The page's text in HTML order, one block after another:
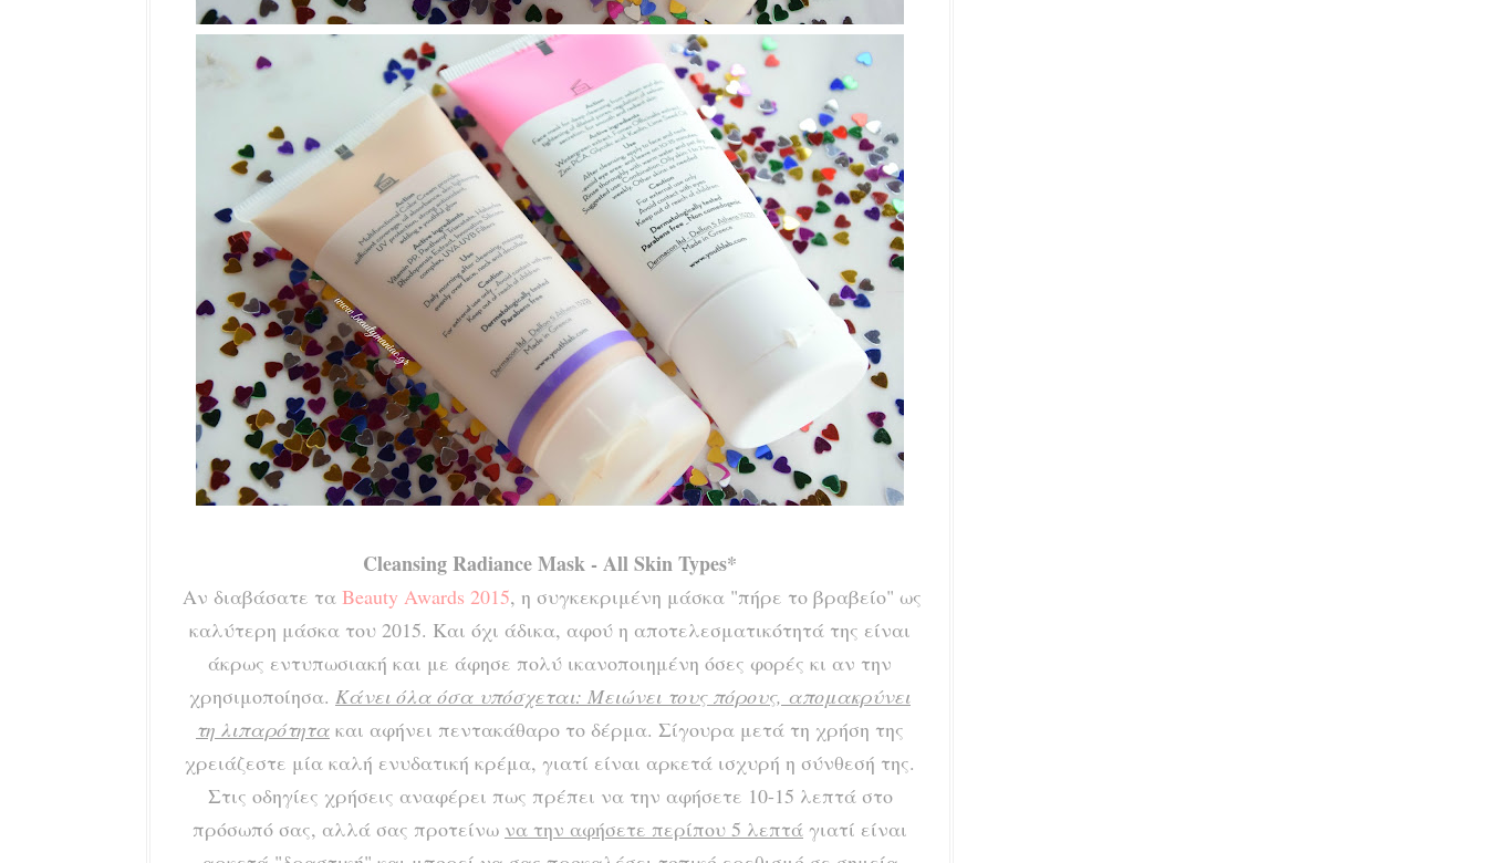
Cleansing Radiance Mask - All Skin Types*
Αν διαβάσατε τα Beauty Awards 2015, η συγκεκριμένη μάσκα "πήρε το βραβείο" ως
καλύτερη μάσκα του 2015. Και όχι άδικα, αφού η αποτελεσματικότητά της είναι
άκρως εντυπωσιακή και με άφησε πολύ ικανοποιημένη όσες φορές κι αν την
χρησιμοποίησα. Κάνει όλα όσα υπόσχεται: Μειώνει τους πόρους, απομακρύνει
τη λιπαρότητα και αφήνει πεντακάθαρο το δέρμα. Σίγουρα μετά τη χρήση της
χρειάζεστε μία καλή ενυδατική κρέμα, γιατί είναι αρκετά ισχυρή η σύνθεσή της.
Στις οδηγίες χρήσεις αναφέρει πως πρέπει να την αφήσετε 10-15 λεπτά στο
πρόσωπό σας, αλλά σας προτείνω να την αφήσετε περίπου 5 λεπτά γιατί είναι